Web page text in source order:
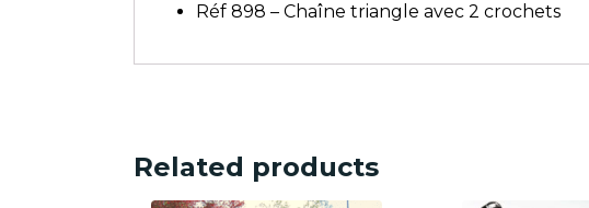
Réf 898 – Chaîne triangle avec 2 crochets
Related products